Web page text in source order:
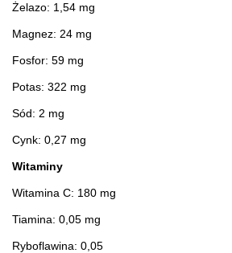
Żelazo: 1,54 mg
Magnez: 24 mg
Fosfor: 59 mg
Potas: 322 mg
Sód: 2 mg
Cynk: 0,27 mg
Witaminy
Witamina C: 180 mg
Tiamina: 0,05 mg
Ryboflawina: 0,05